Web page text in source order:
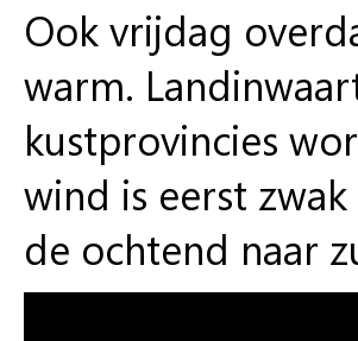
Ook vrijdag
warm.
kustprovincies
wind is eerst
de ochtend naar